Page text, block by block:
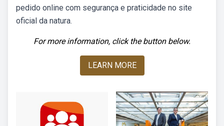
pedido online com segurança e praticidade no site
oficial da natura.
For more information, click the button below.
LEARN MORE